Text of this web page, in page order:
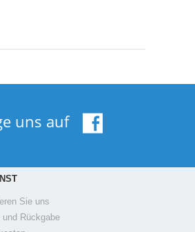
uns auf
Sie uns
und Rückgabe